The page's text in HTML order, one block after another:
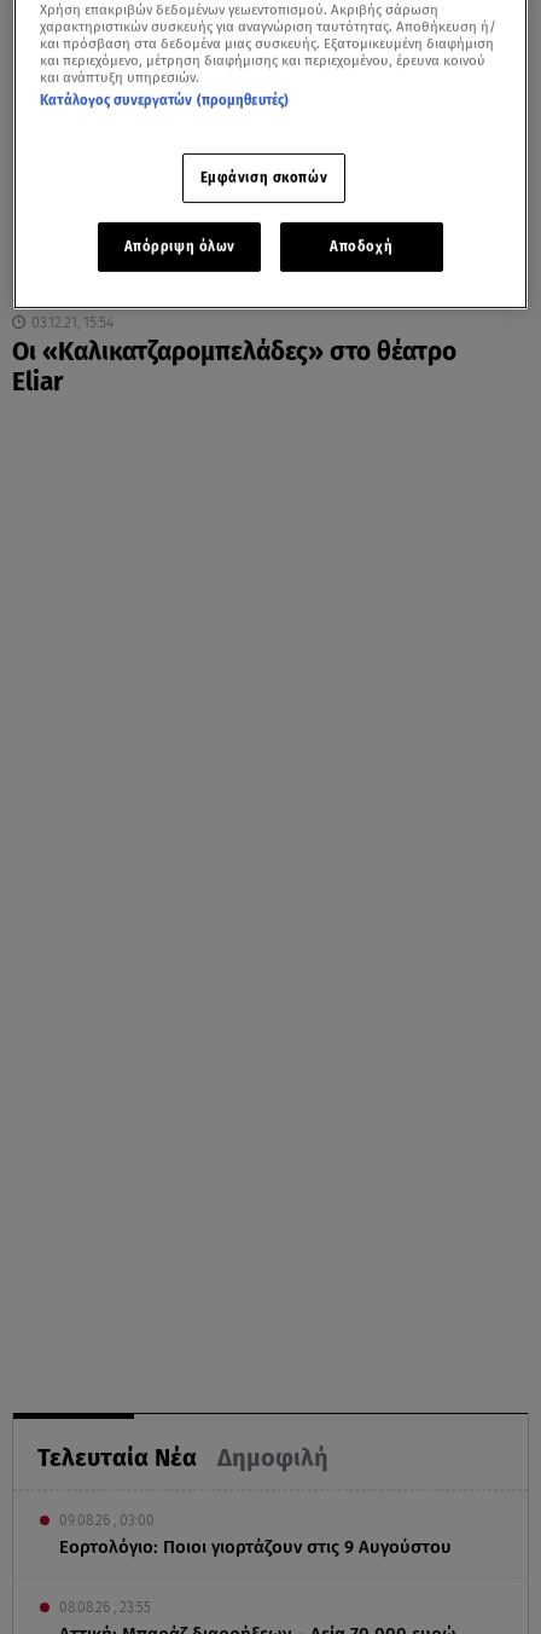
03.12.21, 15:54
Oι «Καλικατζαρομπελάδες» στο θέατρο
Eliar
Τελευταία Νέα Δημοφιλή
09.08.26 , 03:00
Εορτολόγιο: Ποιοι γιορτάζουν στις 9 Αυγούστου
08.08.26 , 23:55
Χρήση επακριβών δεδομένων γεωεντοπισμού. Ακριβής σάρωση
χαρακτηριστικών συσκευής για αναγνώριση ταυτότητας. Αποθήκευση ή/
και πρόσβαση στα δεδομένα μιας συσκευής. Εξατομικευμένη διαφήμιση
και περιεχόμενο, μέτρηση διαφήμισης και περιεχομένου, έρευνα κοινού
και ανάπτυξη υπηρεσιών.
Κατάλογος συνεργατών (προμηθευτές)
Εμφάνιση σκοπών
Απόρριψη όλων Αποδοχή